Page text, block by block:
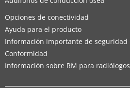
Opciones de conectividad
Ayuda para el producto
Información importante de seguridad
Conformidad
Información sobre RM para radiólogos